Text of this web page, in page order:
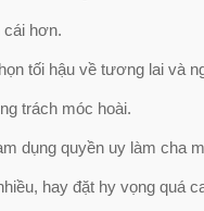
hơn.
tối hậu về tương lai và
trách móc hoài.
dụng quyền uy làm cha
hay đặt hy vọng quá